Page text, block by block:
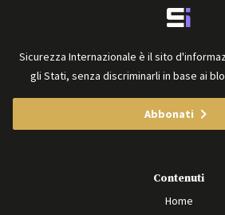
Sicurezza Internazionale è il sito
gli Stati, senza discriminarli in base ai
Abbonati
Contenuti
Home